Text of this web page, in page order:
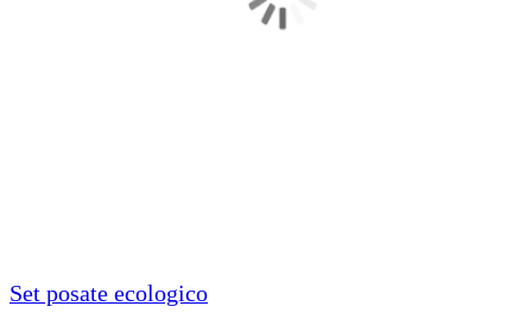
Set posate ecologico